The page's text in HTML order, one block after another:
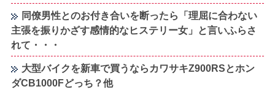
同僚男性とのお付き合いを断ったら「理屈に合わない
主張を振りかざす感情的なヒステリー女」と言いふらさ
れて・・・
大型バイクを新車で買うならカワサキZ900RSとホン
ダCB1000Fどっち？他